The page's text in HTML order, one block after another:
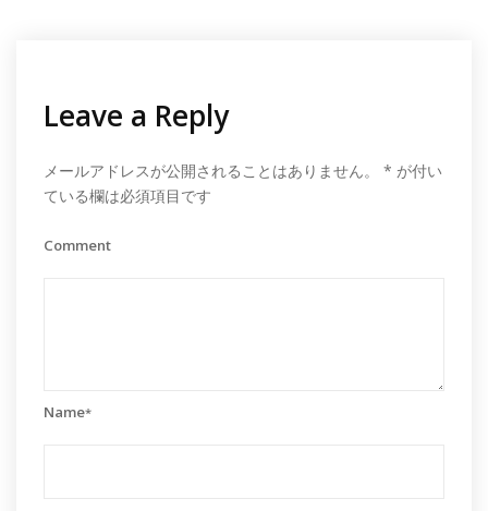
Leave a Reply
メールアドレスが公開されることはありません。 * が付い
ている欄は必須項目です
Comment
Name*